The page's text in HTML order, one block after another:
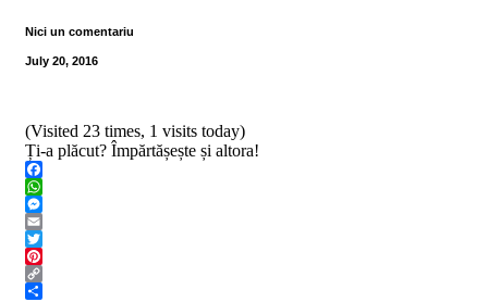
Nici un comentariu
July 20, 2016
(Visited 23 times, 1 visits today)
Ți-a plăcut? Împărtășește și altora!
Facebook
WhatsApp
Messenger
Email
Twitter
Pinterest
Copy